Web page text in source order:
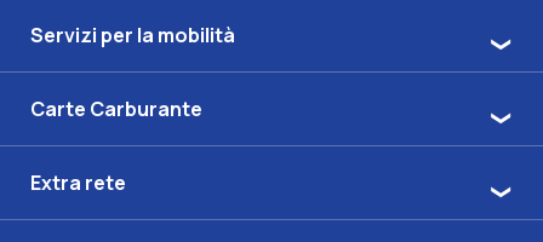
Servizi per la mobilità
Carte Carburante
Extra rete